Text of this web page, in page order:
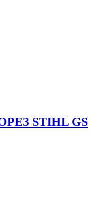
STIHL GS